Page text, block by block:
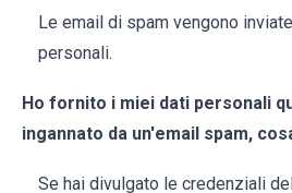
Le email di spam vengono
personali.
Ho fornito i miei dati personali
ingannato da un'email spam,
Se hai divulgato le credenziali